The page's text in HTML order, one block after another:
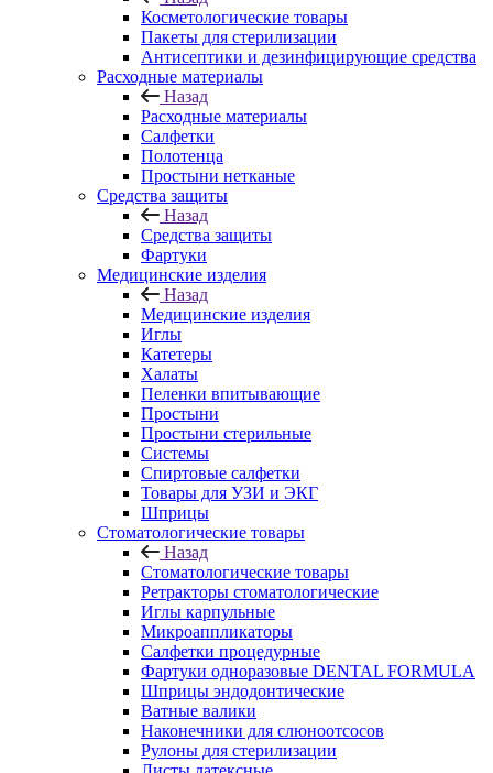
Косметологические товары
Пакеты для стерилизации
Антисептики и дезинфицирующие средства
Расходные материалы
Назад
Расходные материалы
Салфетки
Полотенца
Простыни нетканые
Средства защиты
Назад
Средства защиты
Фартуки
Медицинские изделия
Назад
Медицинские изделия
Иглы
Катетеры
Халаты
Пеленки впитывающие
Простыни
Простыни стерильные
Системы
Спиртовые салфетки
Товары для УЗИ и ЭКГ
Шприцы
Стоматологические товары
Назад
Стоматологические товары
Ретракторы стоматологические
Иглы карпульные
Микроаппликаторы
Салфетки процедурные
Фартуки одноразовые DENTAL FORMULA
Шприцы эндодонтические
Ватные валики
Наконечники для слюноотсосов
Рулоны для стерилизации